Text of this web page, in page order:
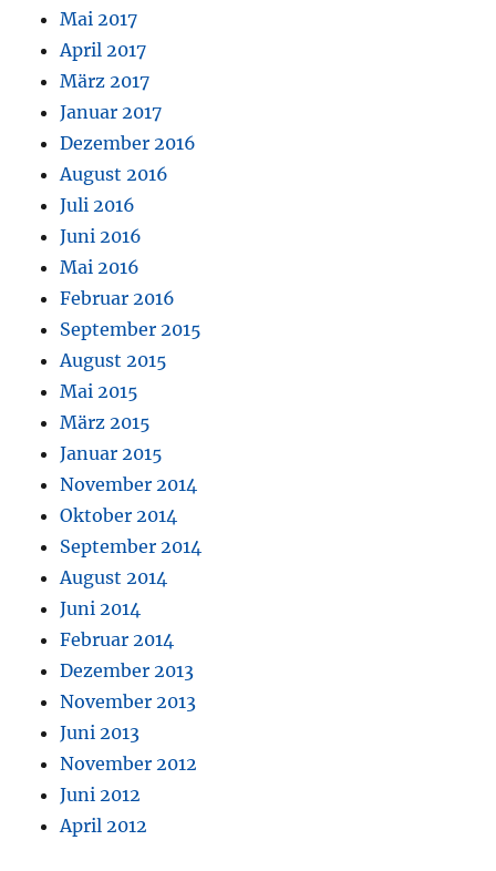
Mai 2017
April 2017
März 2017
Januar 2017
Dezember 2016
August 2016
Juli 2016
Juni 2016
Mai 2016
Februar 2016
September 2015
August 2015
Mai 2015
März 2015
Januar 2015
November 2014
Oktober 2014
September 2014
August 2014
Juni 2014
Februar 2014
Dezember 2013
November 2013
Juni 2013
November 2012
Juni 2012
April 2012